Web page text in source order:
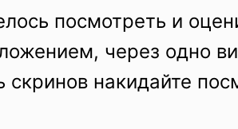
посмотреть и
через одно
скринов накидайте